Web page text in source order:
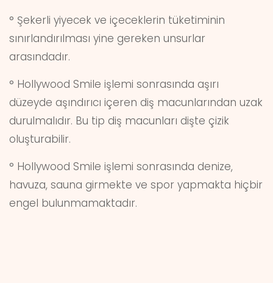
° Şekerli yiyecek ve içeceklerin tüketiminin
sınırlandırılması yine gereken unsurlar
arasındadır.
° Hollywood Smile işlemi sonrasında aşırı
düzeyde aşındırıcı içeren diş macunlarından uzak
durulmalıdır. Bu tip diş macunları dişte çizik
oluşturabilir.
° Hollywood Smile işlemi sonrasında denize,
havuza, sauna girmekte ve spor yapmakta hiçbir
engel bulunmamaktadır.